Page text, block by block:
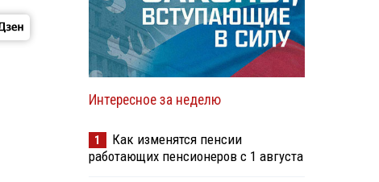
Интересное за неделю
1
Как изменятся пенсии
работающих пенсионеров с 1 августа